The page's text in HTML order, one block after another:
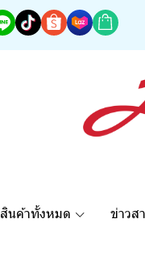
สินค้าทั้งหมด ข่าวส